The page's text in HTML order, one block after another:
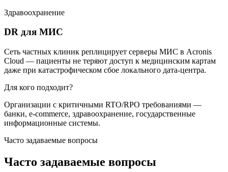
Здравоохранение
DR для МИС
Сеть частных клиник реплицирует серверы МИС в Acronis
Cloud — пациенты не теряют доступ к медицинским картам
даже при катастрофическом сбое локального дата-центра.
Для кого подходит?
Организации с критичными RTO/RPO требованиями —
банки, e-commerce, здравоохранение, государственные
информационные системы.
Часто задаваемые вопросы
Часто задаваемые вопросы